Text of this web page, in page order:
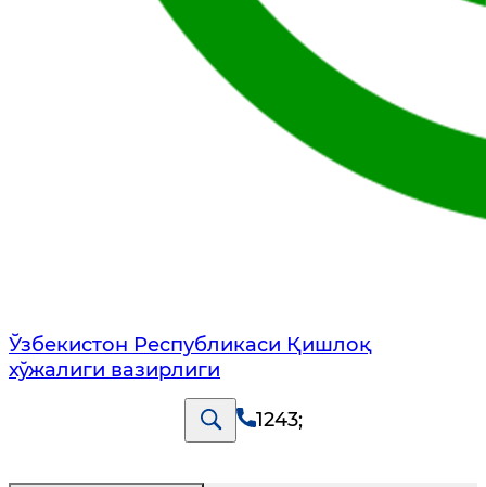
Ўзбекистон Республикаси Қишлоқ
хўжалиги вазирлиги
1243;